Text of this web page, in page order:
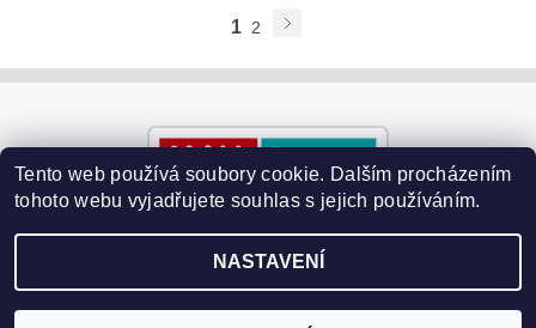
1 2
2026 ©Paralyzery-vychytavky.cz, všechna práva vyhrazena
Tento web používá soubory cookie. Dalším procházením
tohoto webu vyjadřujete souhlas s jejich používáním.
NASTAVENÍ